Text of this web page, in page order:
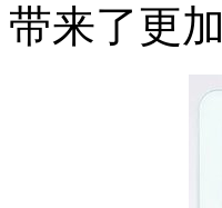
带来了更